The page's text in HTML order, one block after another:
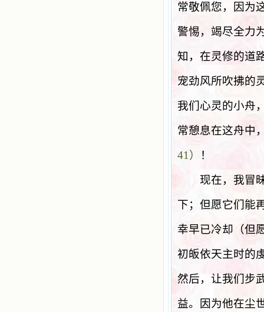
常敬佩您，因为
警惕，竭尽全力
知，在灵修的道
宠劲风所吹拂的
我们心灵的小舟
常憩息在这舟中
41 ）
！
现在，我冒昧
下；但愿它们能
幸早已冷却（但
初皈依天主时的
然后，让我们步
益。因为他在尘